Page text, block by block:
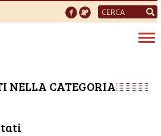
Form
di
ricerca
NELLA CATEGORIA